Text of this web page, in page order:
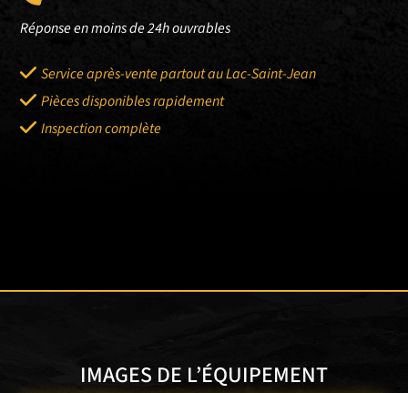
Réponse en moins de 24h ouvrables
Service après-vente partout au Lac-Saint-Jean
Pièces disponibles rapidement
Inspection complète
IMAGES DE L’ÉQUIPEMENT